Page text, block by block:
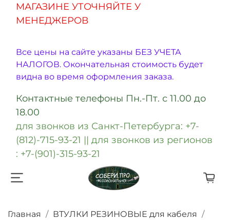
МАГАЗИНЕ УТОЧНЯЙТЕ У
МЕНЕДЖЕРОВ
Все цены на сайте указаны БЕЗ УЧЕТА
НАЛОГОВ. Окончательная стоимость будет
видна во время оформления заказа.
Контактные телефоны Пн.-Пт. с 11.00 до
18.00
для звонков из Санкт-Петербурга: +7-
(812)-715-93-21 || для звонков из регионов
: +7-(901)-315-93-21
Главная
ВТУЛКИ РЕЗИНОВЫЕ для кабеля